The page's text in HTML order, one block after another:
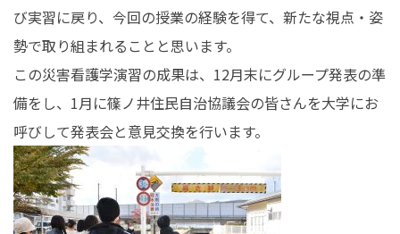
び実習に戻り、今回の授業の経験を得て、新たな視点・姿
勢で取り組まれることと思います。
この災害看護学演習の成果は、12月末にグループ発表の準
備をし、1月に篠ノ井住民自治協議会の皆さんを大学にお
呼びして発表会と意見交換を行います。